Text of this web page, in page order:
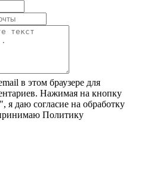
в этом браузере для
Нажимая на кнопку
я даю согласие на обработку
Политику